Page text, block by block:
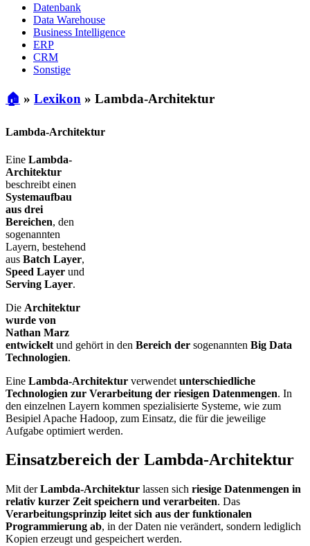
Datenbank
Data Warehouse
Business Intelligence
ERP
CRM
Sonstige
🏠 » Lexikon » Lambda-Architektur
Lambda-Architektur
Eine Lambda-
Architektur
beschreibt einen
Systemaufbau
aus drei
Bereichen, den
sogenannten
Layern, bestehend
aus Batch Layer,
Speed Layer und
Serving Layer.
Die Architektur
wurde von
Nathan Marz
entwickelt und gehört in den Bereich der sogenannten Big Data
Technologien.
Eine Lambda-Architektur verwendet unterschiedliche
Technologien zur Verarbeitung der riesigen Datenmengen. In
den einzelnen Layern kommen spezialisierte Systeme, wie zum
Besipiel Apache Hadoop, zum Einsatz, die für die jeweilige
Aufgabe optimiert werden.
Einsatzbereich der Lambda-Architektur
Mit derLambda-Architektur lassen sich riesige Datenmengen in
relativ kurzer Zeit speichern und verarbeiten. Das
Verarbeitungsprinzip leitet sich aus der funktionalen
Programmierung ab, in der Daten nie verändert, sondern lediglich
Kopien erzeugt und gespeichert werden.